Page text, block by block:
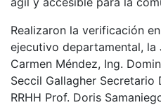
Realizaron la verificación
ejecutivo departamental, la
Carmen Méndez, Ing.
Seccil Gallagher
RRHH Prof. Doris